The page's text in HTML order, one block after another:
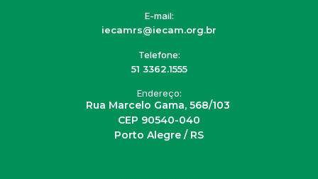
E-mail:
iecamrs@iecam.org.br
Telefone:
51 3362.1555
Endereço:
Rua Marcelo Gama, 568/103
CEP 90540-040
Porto Alegre / RS